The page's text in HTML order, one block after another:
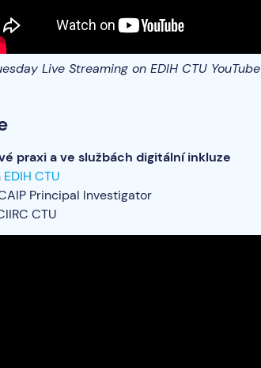
Live Streaming on EDIH CTU YouTube
praxi a ve službách digitální inkluze
EDIH CTU
Principal Investigator
CTU